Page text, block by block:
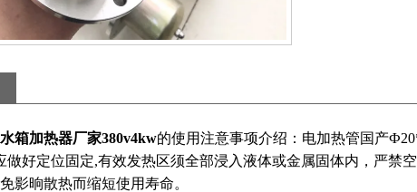
箱加热器厂家380v4kw的使用注意事项介绍：电加热管国产
做好定位固定,有效发热区须全部浸入液体或金属固体内，严禁
影晌散热而缩短使用寿命。